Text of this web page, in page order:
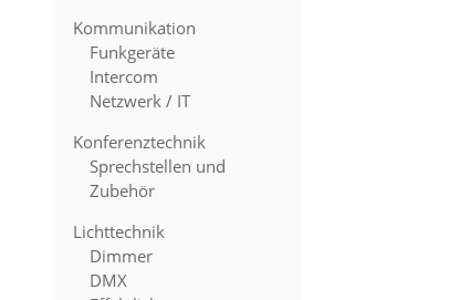
Kommunikation
Funkgeräte
Intercom
Netzwerk / IT
Konferenztechnik
Sprechstellen und
Zubehör
Lichttechnik
Dimmer
DMX